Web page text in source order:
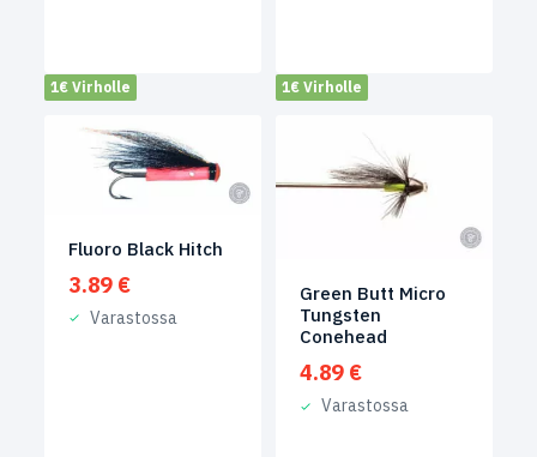
1€ Virholle
Fluoro Black Hitch
3.89 €
Varastossa
1€ Virholle
Green Butt Micro
Tungsten
Conehead
4.89 €
Varastossa